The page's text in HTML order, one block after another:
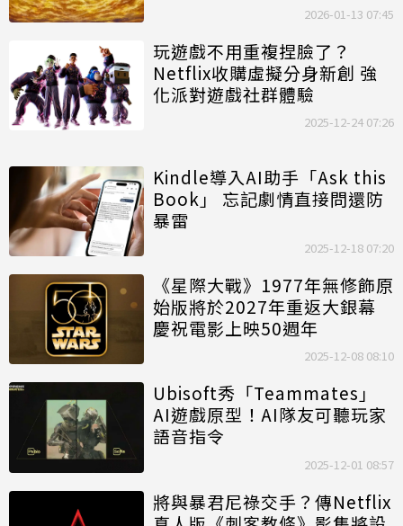
2026-01-13 07:45
玩遊戲不用重複捏臉了？
Netflix收購虛擬分身新創 強
化派對遊戲社群體驗
2025-12-24 07:26
Kindle導入AI助手「Ask this
Book」 忘記劇情直接問還防
暴雷
2025-12-18 07:20
《星際大戰》1977年無修飾原
始版將於2027年重返大銀幕
慶祝電影上映50週年
2025-12-08 08:10
Ubisoft秀「Teammates」
AI遊戲原型！AI隊友可聽玩家
語音指令
2025-12-01 08:57
將與暴君尼祿交手？傳Netflix